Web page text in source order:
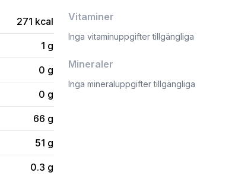
271 kcal
1 g
0 g
0 g
66 g
51 g
0.3 g
Vitaminer
Inga vitaminuppgifter tillgängliga
Mineraler
Inga mineraluppgifter tillgängliga